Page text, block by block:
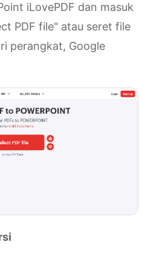
iLovePDF dan masuk
PDF file" atau seret file
perangkat, Google